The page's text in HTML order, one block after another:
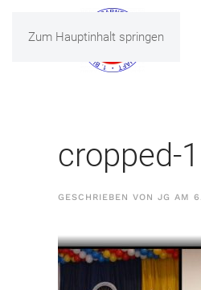
Zum Hauptinhalt springen
cropped-
GESCHRIEBEN VON JG AM